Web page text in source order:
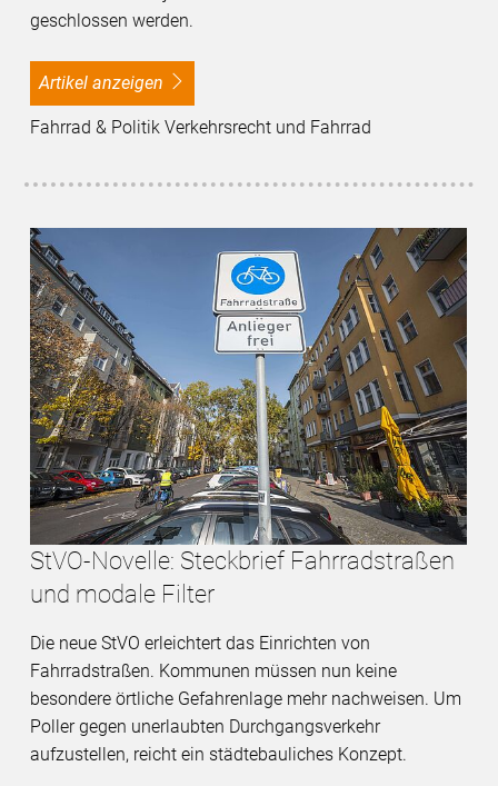
geschlossen werden.
Artikel anzeigen
Fahrrad & Politik Verkehrsrecht und Fahrrad
StVO-Novelle: Steckbrief Fahrradstraßen
und modale Filter
Die neue StVO erleichtert das Einrichten von
Fahrradstraßen. Kommunen müssen nun keine
besondere örtliche Gefahrenlage mehr nachweisen. Um
Poller gegen unerlaubten Durchgangsverkehr
aufzustellen, reicht ein städtebauliches Konzept.